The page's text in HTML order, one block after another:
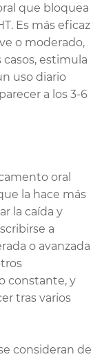
que bloquea
Es más eficaz
o moderado,
casos, estimula
uso diario
a los 3-6
oral
la hace más
la caída y
a
o avanzada
constante, y
tras varios
consideran de